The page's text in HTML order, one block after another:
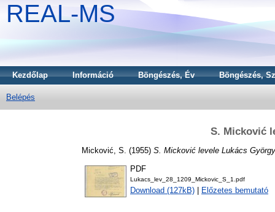
REAL-MS
Kezdőlap Információ Böngészés, Év Böngészés,
Belépés
S. Micković
Micković, S. (1955) S. Micković levele Lukács
PDF
Lukacs_lev_28_1209_Mickovic_S_1.pdf
Download (127kB) Előzetes bemutató